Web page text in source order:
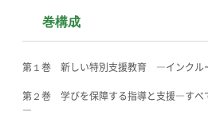
巻構成
第１巻 新しい特別支援教育 ―インクル
第２巻 学びを保障する指導と支援―すべ
―